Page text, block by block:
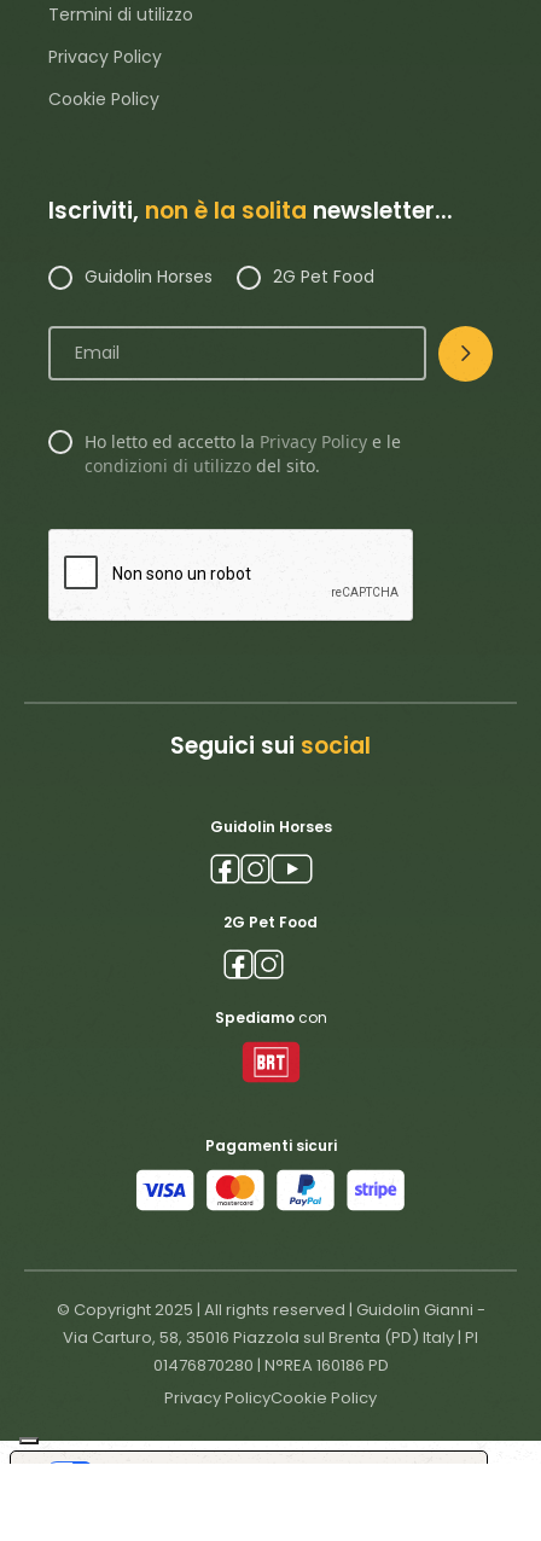
Termini di utilizzo
Privacy Policy
Cookie Policy
Iscriviti, non è la solita newsletter...
Guidolin Horses 2G Pet Food
Ho letto ed accetto la Privacy Policy e le
condizioni di utilizzo del sito.
Seguici sui social
Guidolin Horses
2G Pet Food
Spediamo con
Pagamenti sicuri
© Copyright 2025 | All rights reserved | Guidolin Gianni -
Via Carturo, 58, 35016 Piazzola sul Brenta (PD) Italy | PI
01476870280 | N°REA 160186 PD
Privacy PolicyCookie Policy